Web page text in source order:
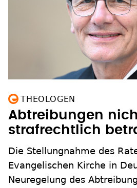
THEOLOGEN
Abtreibungen
strafrechtlich
Die Stellungnahme des
Evangelischen Kirche in
Neuregelung des